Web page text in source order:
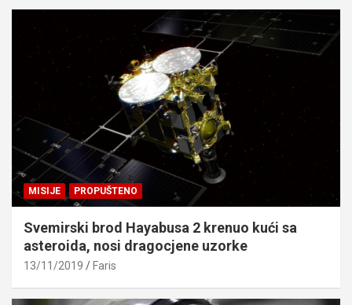
MISIJE PROPUŠTENO
Svemirski brod Hayabusa 2 krenuo kući sa
asteroida, nosi dragocjene uzorke
13/11/2019 Faris